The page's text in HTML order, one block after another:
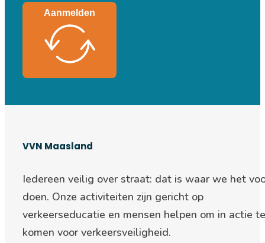
Aanmelden
VVN Maasland
Iedereen veilig over straat: dat is waar we het
doen. Onze activiteiten zijn gericht op
verkeerseducatie en mensen helpen om in actie te
komen voor verkeersveiligheid.